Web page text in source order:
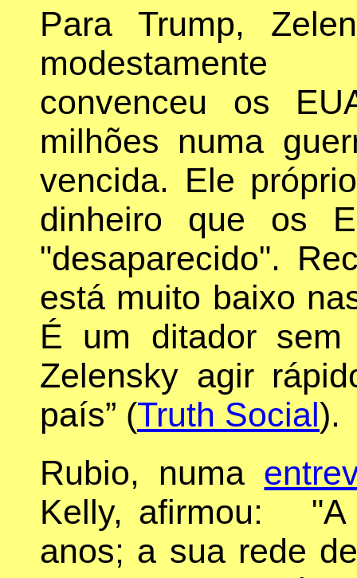
Para Trump,
modestamente
convenceu os
milhões numa
vencida. Ele
dinheiro que os
"desaparecido".
está muito baixo
É um ditador
Zelensky agir
país” (Truth Social).
Rubio, numa
Kelly, afirmou: "A
anos; a sua rede